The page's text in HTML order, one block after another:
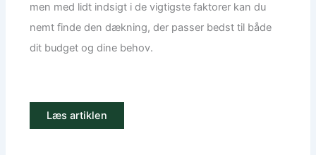
men med lidt indsigt i de vigtigste faktorer kan du
nemt finde den dækning, der passer bedst til både
dit budget og dine behov.
Læs artiklen